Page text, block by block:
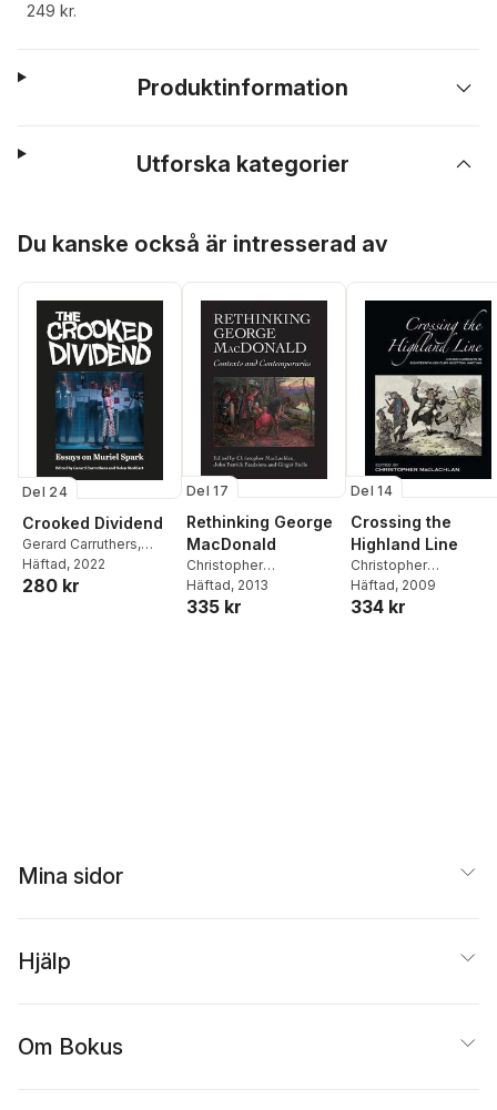
249 kr.
Produktinformation
Utforska kategorier
Du kanske också är intresserad av
Del 24
Crooked Dividend
Gerard Carruthers,
Helen Stoddart
Häftad, 2022
280 kr
Del 17
Rethinking George
MacDonald
Christopher
MacLachlan,
Patrick Pazdziora
Häftad, 2013
335 kr
Del 14
Crossing the
Highland Line
Christopher
MacLachlan
Häftad, 2009
334 kr
Mina sidor
Hjälp
Om Bokus